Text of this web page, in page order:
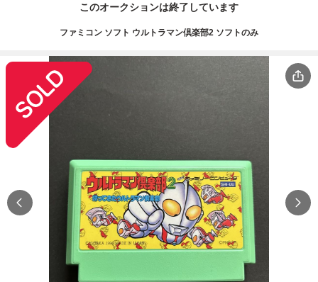
このオークションは終了しています
ファミコン ソフト ウルトラマン倶楽部2 ソフトのみ